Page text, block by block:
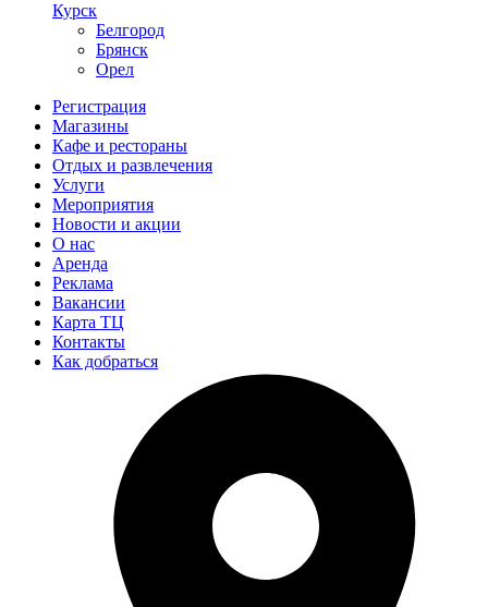
Курск
Белгород
Брянск
Орел
Регистрация
Магазины
Кафе и рестораны
Отдых и развлечения
Услуги
Мероприятия
Новости и акции
О нас
Аренда
Реклама
Вакансии
Карта ТЦ
Контакты
Как добраться